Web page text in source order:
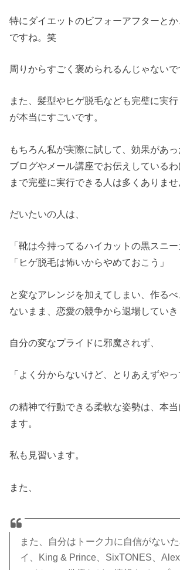
特にダイエットのビフォーアフターと
ですね。笑
周りからすごく褒められるんじゃない
また、髪型やヒゲ脱毛なども完璧に実
が本当にすごいです。
もちろん私が実際に試して、効果があっ
ブログやメール講座でお伝えしているわ
まで完璧に実行できる人は多くありませ
だいたいの人は、
「靴は今持ってるハイカットの黒スニー
「ヒゲ脱毛は怖いからやめておこう」
と変なアレンジを加えてしまい、作る
ないまま、恋愛の競争から退場してい
自分の変なプライドに邪魔されず、
「よく分からないけど、とりあえずやっ
の精神で行動できる柔軟な姿勢は、本
ます。
私も見習います。
また、
また、自分はトーク力に自信がない
イ、King & Prince、SixTONES、